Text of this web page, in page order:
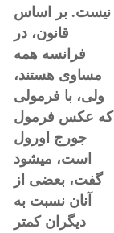
نیست. بر اساس
قانون، در
فرانسه همه
مساوی هستند،
ولی، با فرمولی
که عکس فرمول
جورج اورول
است، میشود
گفت، بعضی از
آنان نسبت به
دیگران کمتر